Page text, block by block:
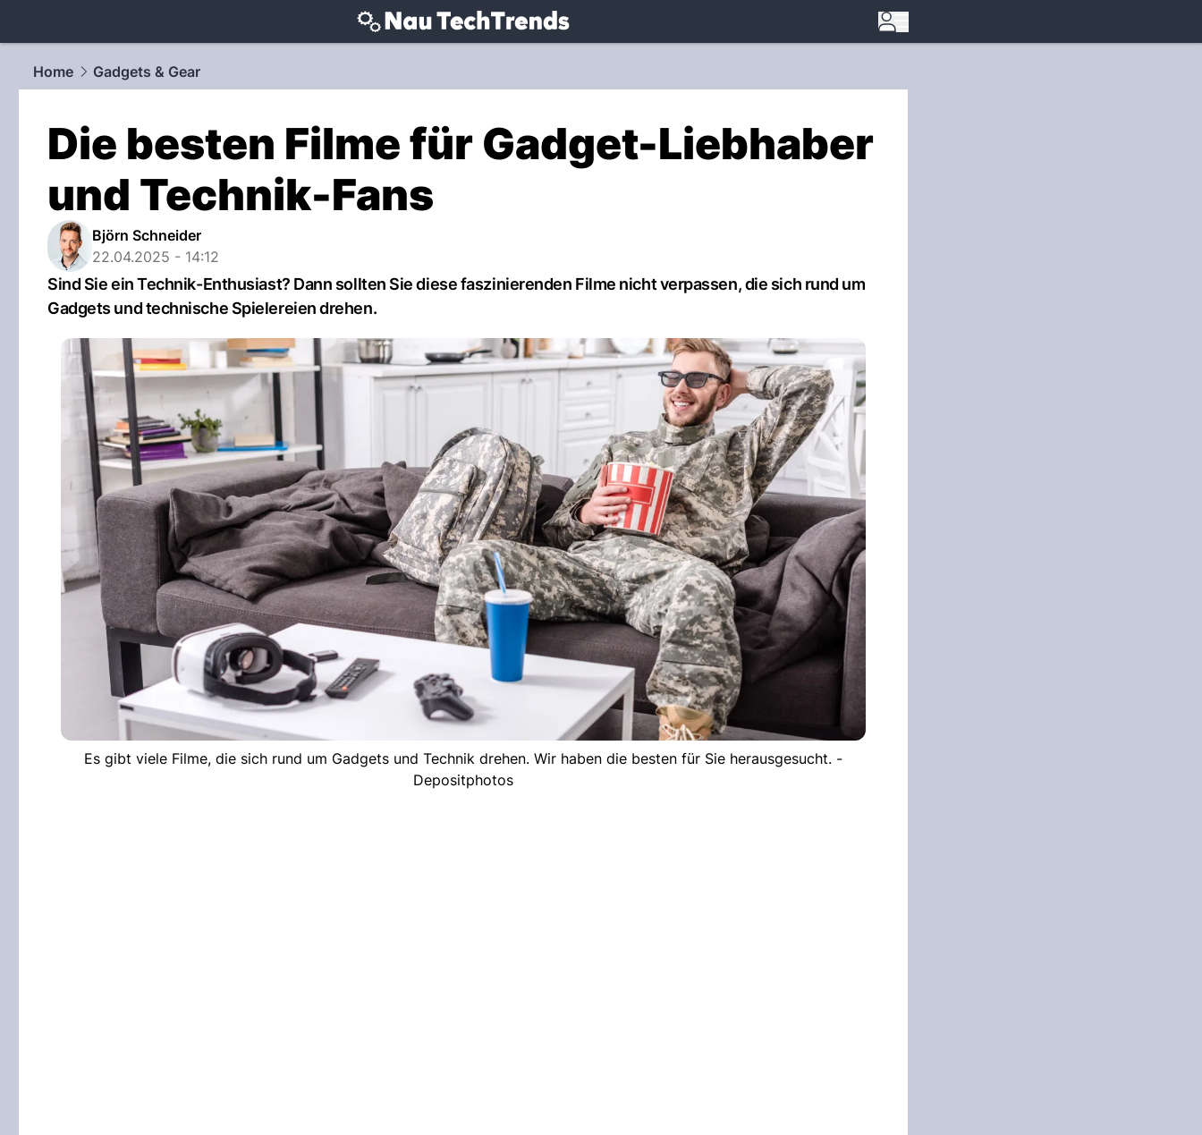
techtrends.NAU.ch
Home
Gadgets & Gear
Die besten Filme für Gadget-Liebhaber
und Technik-Fans
Björn Schneider
22.04.2025 - 14:12
Sind Sie ein Technik-Enthusiast? Dann sollten Sie diese faszinierenden Filme nicht verpassen, die sich rund um
Gadgets und technische Spielereien drehen.
Es gibt viele Filme, die sich rund um Gadgets und Technik drehen. Wir haben die besten für Sie herausgesucht. -
Depositphotos